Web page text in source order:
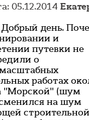
05.12.2014
Добрый день.
и
путевки не
о
работах
"Морской" (шум
на шум